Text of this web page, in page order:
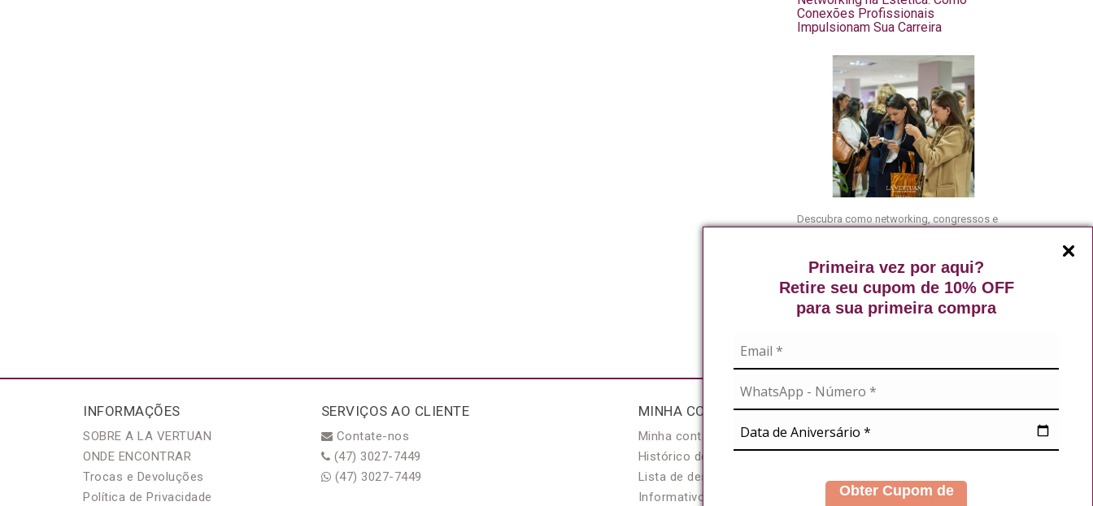
Primeira vez por aqui?
Retire seu cupom de 10% OFF
para sua primeira compra
Obter Cupom de
Conexões Profissionais
Impulsionam Sua Carreira
Descubra como networking, congressos e
mercado da estética.
Leia mais
INFORMAÇÕES
SOBRE A LA VERTUAN
ONDE ENCONTRAR
Trocas e Devoluções
Política de Privacidade
SERVIÇOS AO CLIENTE
Contate-nos
(47) 3027-7449
(47) 3027-7449
MINHA CONTA
Minha conta
Histórico de pedidos
Lista de desejos
Informativo
NOSSAS REDES